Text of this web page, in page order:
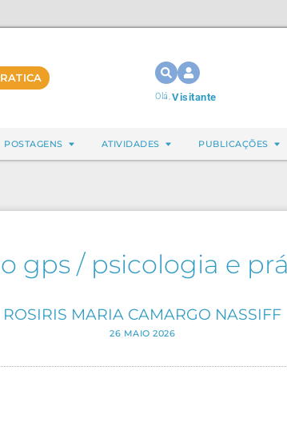
Olá,Visitante
POSTAGENS ATIVIDADES PUBLICAÇÕES
gps / psicologia e
ROSIRIS MARIA CAMARGO NASSIFF
26 MAIO 2026